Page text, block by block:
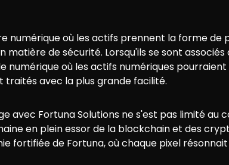
numérique où les actifs prennent la forme
matière de sécurité. Lorsqu'ils se sont
numérique où les actifs numériques
traités avec la plus grande facilité.
avec Fortuna Solutions ne s'est pas limité au
en plein essor de la blockchain et des
fortifiée de Fortuna, où chaque pixel